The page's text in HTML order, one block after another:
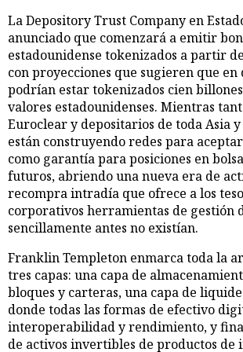
La Depository Trust Company en
anunciado que comenzará a emitir
estadounidense tokenizados a partir
con proyecciones que sugieren que en
podrían estar tokenizados cien
valores estadounidenses. Mientras
Euroclear y depositarios de toda Asia
están construyendo redes para
como garantía para posiciones en
futuros, abriendo una nueva era de
recompra intradía que ofrece a los
corporativos herramientas de gestión
sencillamente antes no existían.
Franklin Templeton enmarca toda la
tres capas: una capa de
bloques y carteras, una capa de
donde todas las formas de efectivo
interoperabilidad y rendimiento, y
de activos invertibles de productos de